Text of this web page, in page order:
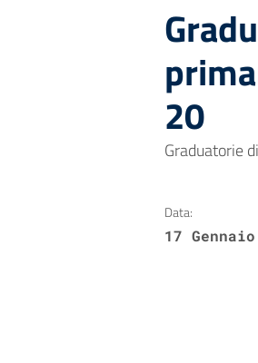
20
Graduatorie
Data:
17